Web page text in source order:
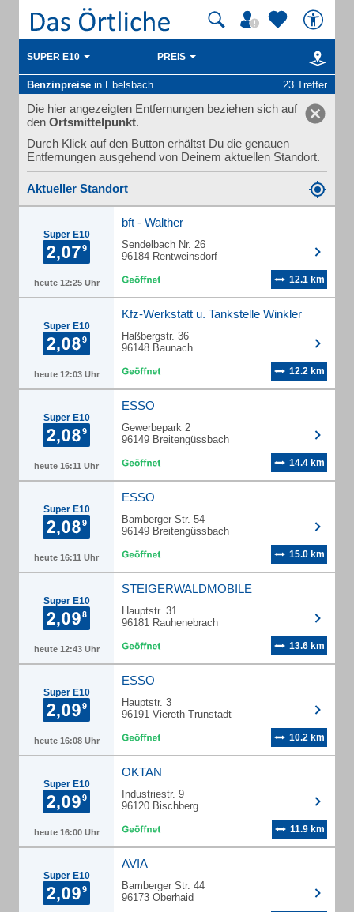
SUPER E10 PREIS
Benzinpreise in Ebelsbach 23 Treffer
Die hier angezeigten Entfernungen beziehen sich auf
den Ortsmittelpunkt.
Durch Klick auf den Button erhältst Du die genauen
Entfernungen ausgehend von Deinem aktuellen Standort.
Aktueller Standort
Super E10
heute 12:25 Uhr
bft - Walther
Sendelbach Nr. 26
96184 Rentweinsdorf
12.1 km
Super E10
heute 12:03 Uhr
Kfz-Werkstatt u. Tankstelle Winkler
Haßbergstr. 36
96148 Baunach
12.2 km
Super E10
heute 16:11 Uhr
ESSO
Gewerbepark 2
96149 Breitengüssbach
14.4 km
Super E10
heute 16:11 Uhr
ESSO
Bamberger Str. 54
96149 Breitengüssbach
15.0 km
Super E10
heute 12:43 Uhr
STEIGERWALDMOBILE
Hauptstr. 31
96181 Rauhenebrach
13.6 km
Super E10
heute 16:08 Uhr
ESSO
Hauptstr. 3
96191 Viereth-Trunstadt
10.2 km
Super E10
heute 16:00 Uhr
OKTAN
Industriestr. 9
96120 Bischberg
11.9 km
Super E10
AVIA
Bamberger Str. 44
96173 Oberhaid